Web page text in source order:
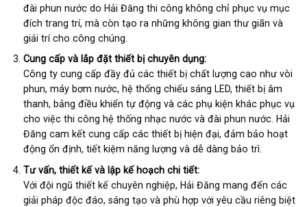
đài phun nước do Hải Đăng thi công không chỉ phục vụ mục
đích trang trí, mà còn tạo ra những không gian thư giãn và
giải trí cho công chúng.
Cung cấp và lắp đặt thiết bị chuyên dụng:
Công ty cung cấp đầy đủ các thiết bị chất lượng cao như vòi
phun, máy bơm nước, hệ thống chiếu sáng LED, thiết bị âm
thanh, bảng điều khiển tự động và các phụ kiện khác phục vụ
cho việc thi công hệ thống nhạc nước và đài phun nước. Hải
Đăng cam kết cung cấp các thiết bị hiện đại, đảm bảo hoạt
động ổn định, tiết kiệm năng lượng và dễ dàng bảo trì.
Tư vấn, thiết kế và lập kế hoạch chi tiết:
Với đội ngũ thiết kế chuyên nghiệp, Hải Đăng mang đến các
giải pháp độc đáo, sáng tạo và phù hợp với yêu cầu riêng biệt